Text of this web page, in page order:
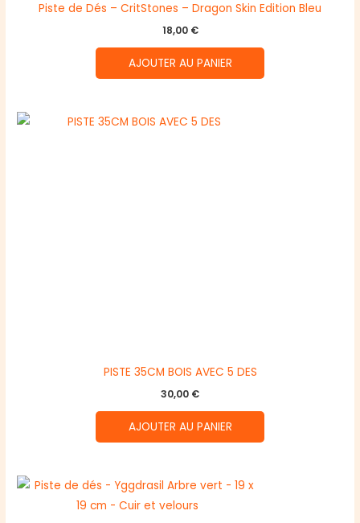
Piste de Dés – CritStones – Dragon Skin Edition Bleu
18,00 €
AJOUTER AU PANIER
PISTE 35CM BOIS AVEC 5 DES
30,00 €
AJOUTER AU PANIER